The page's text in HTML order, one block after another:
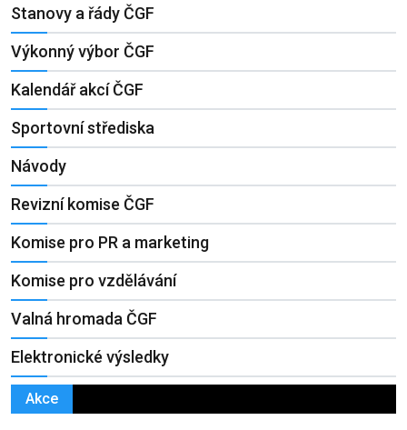
Stanovy a řády ČGF
Výkonný výbor ČGF
Kalendář akcí ČGF
Sportovní střediska
Návody
Revizní komise ČGF
Komise pro PR a marketing
Komise pro vzdělávání
Valná hromada ČGF
Elektronické výsledky
Akce